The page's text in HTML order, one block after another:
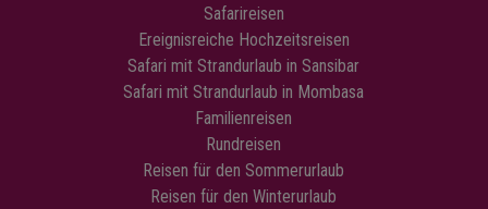
Safarireisen
Ereignisreiche Hochzeitsreisen
Safari mit Strandurlaub in Sansibar
Safari mit Strandurlaub in Mombasa
Familienreisen
Rundreisen
Reisen für den Sommerurlaub
Reisen für den Winterurlaub